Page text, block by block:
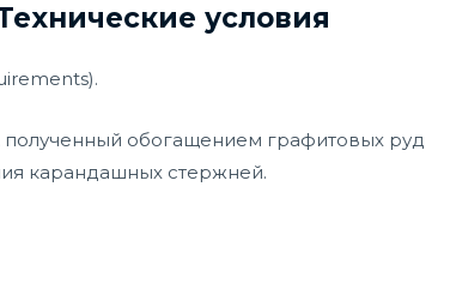
условия
полученный обогащением графитовых руд
карандашных стержней.